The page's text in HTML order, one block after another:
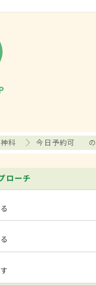
科 今日予約可
ローチ